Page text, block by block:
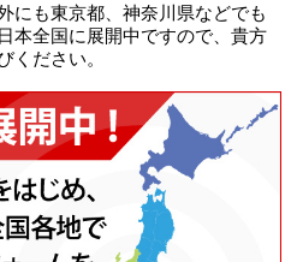
にも東京都、神奈川県などでも
本全国に展開中ですので、貴方
ください。